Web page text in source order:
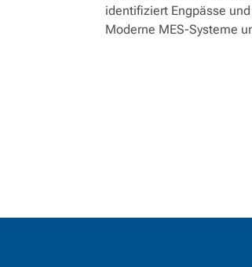
identifiziert Engpässe
Moderne MES-Systeme